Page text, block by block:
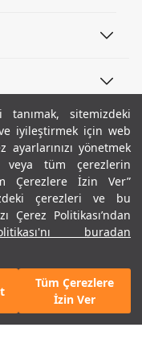
sitemizdeki
iyileştirmek için web
yönetmek
veya tüm çerezlerin
Çerezlere İzin Ver”
çerezleri ve bu
Çerez Politikası’ndan
buradan
Tüm Çerezlere
İzin Ver
EKLE